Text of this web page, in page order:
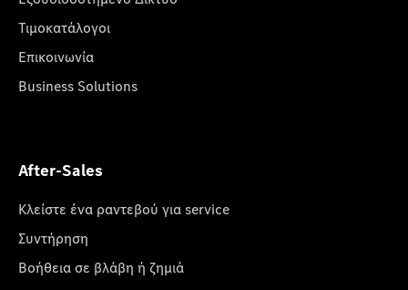
Τιμοκατάλογοι
Επικοινωνία
Business Solutions
After-Sales
Κλείστε ένα ραντεβού για service
Συντήρηση
Βοήθεια σε βλάβη ή ζημιά